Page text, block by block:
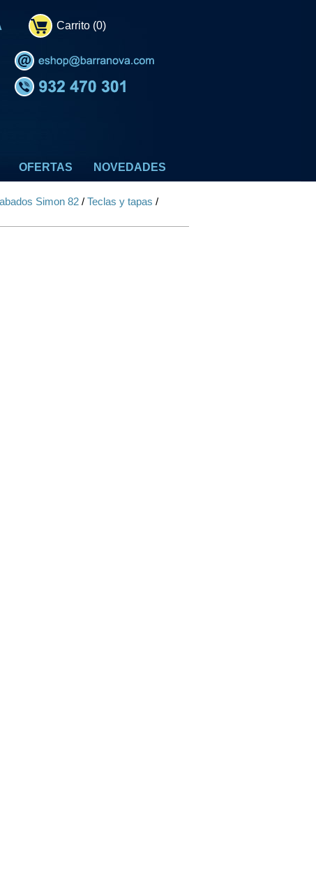
Carrito (0)
OFERTAS NOVEDADES
Simon 82 / Teclas y tapas /